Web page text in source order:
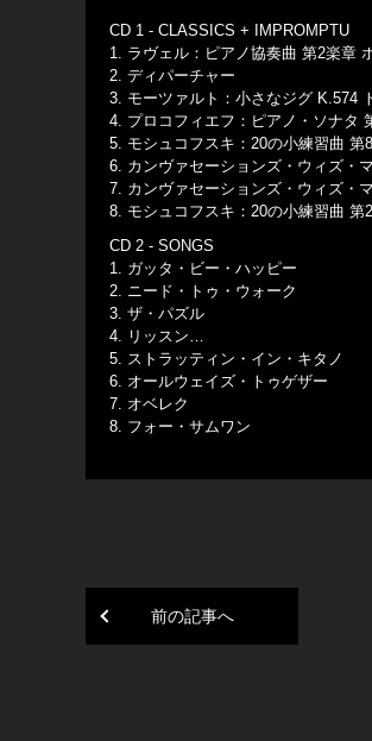
CD 1 - CLASSICS + IMPROMPTU
1. ラヴェル：ピアノ協奏曲 第2楽章
2. ディパーチャー
3. モーツァルト：小さなジグ K.574
4. プロコフィエフ：ピアノ・ソナタ
5. モシュコフスキ：20の小練習曲 第
6. カンヴァセーションズ・ウィズ・
7. カンヴァセーションズ・ウィズ・
8. モシュコフスキ：20の小練習曲 第
CD 2 - SONGS
1. ガッタ・ビー・ハッピー
2. ニード・トゥ・ウォーク
3. ザ・パズル
4. リッスン…
5. ストラッティン・イン・キタノ
6. オールウェイズ・トゥゲザー
7. オベレク
8. フォー・サムワン
前の記事へ